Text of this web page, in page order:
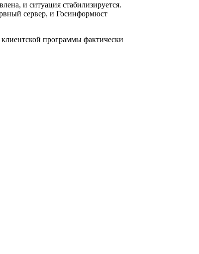
и ситуация стабилизируется.
сервер, и Госинформюст
программы фактически